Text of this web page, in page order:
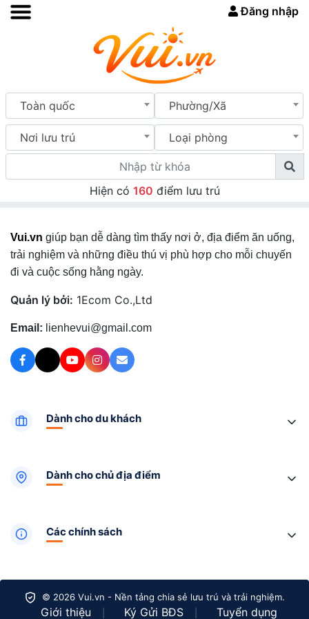
Đăng nhập
Toàn quốc Phường/Xã
Nơi lưu trú Loại phòng
Hiện có 160 điểm lưu trú
Vui.vn giúp bạn dễ dàng tìm thấy nơi ở, địa điểm ăn uống,
trải nghiệm và những điều thú vị phù hợp cho mỗi chuyến
đi và cuộc sống hằng ngày.
Quản lý bởi: 1Ecom Co.,Ltd
Email: lienhevui@gmail.com
Dành cho du khách
Dành cho chủ địa điểm
Các chính sách
© 2026 Vui.vn - Nền tảng chia sẻ lưu trú và trải nghiệm.
Giới thiệu Ký Gửi BĐS Tuyển dụng